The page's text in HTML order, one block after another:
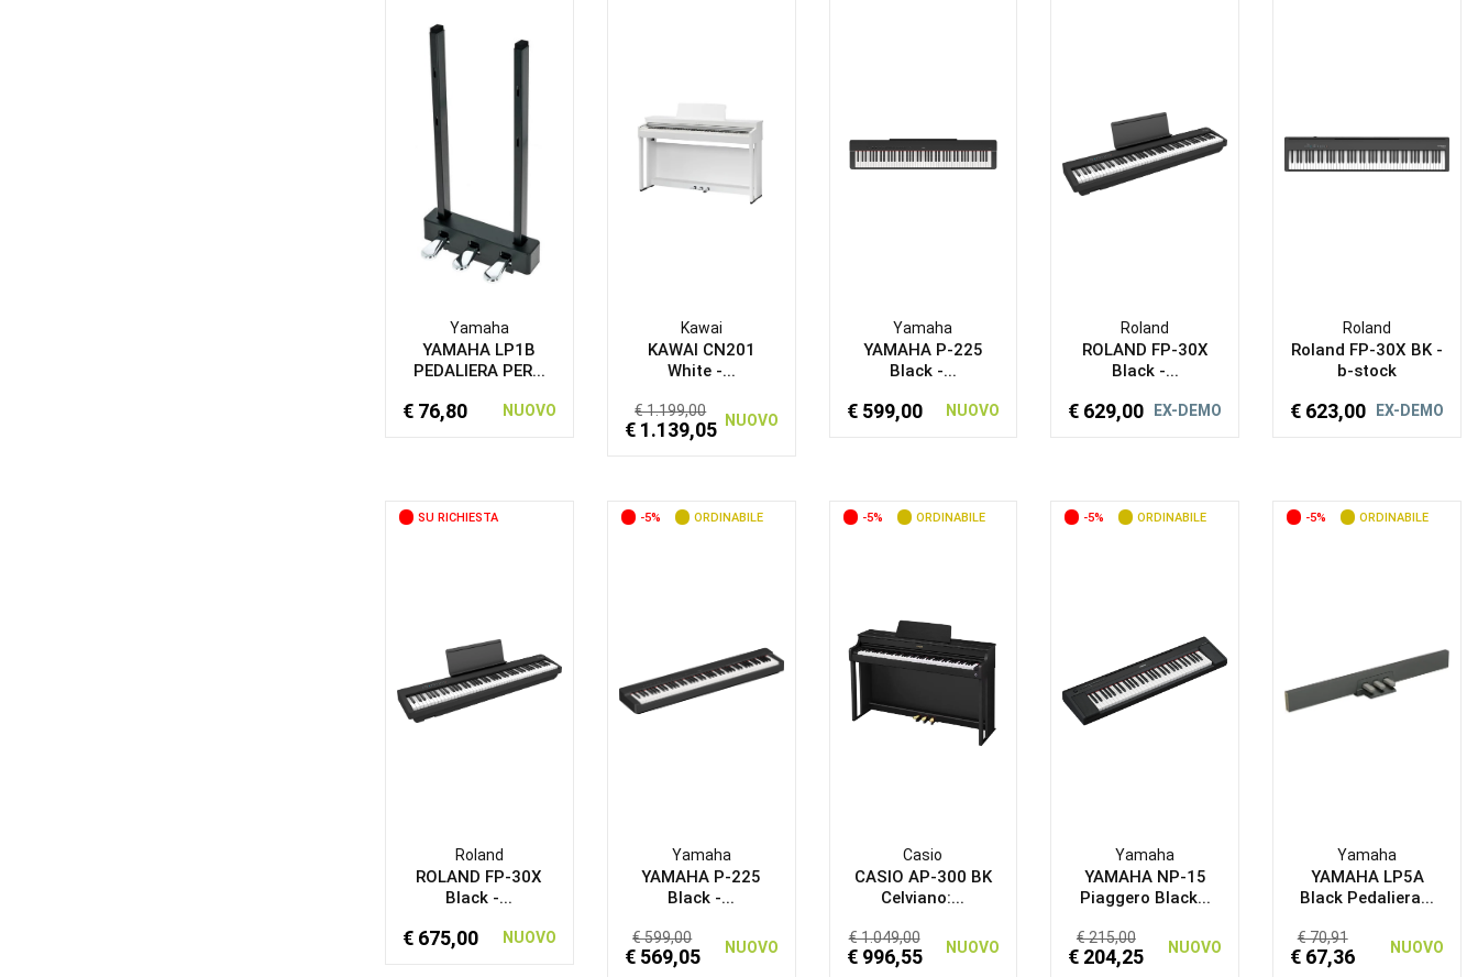
Yamaha
YAMAHA LP1B
PEDALIERA PER...
€ 76,80 NUOVO
Kawai
KAWAI CN201
White -...
€ 1.199,00
€ 1.139,05 NUOVO
Yamaha
YAMAHA P-225
Black -...
€ 599,00 NUOVO
Roland
ROLAND FP-30X
Black -...
€ 629,00 EX-DEMO
Roland
Roland FP-30X BK -
b-stock
€ 623,00 EX-DEMO
SU RICHIESTA
Roland
ROLAND FP-30X
Black -...
€ 675,00 NUOVO
-5% ORDINABILE
Yamaha
YAMAHA P-225
Black -...
€ 599,00
€ 569,05 NUOVO
-5% ORDINABILE
Casio
CASIO AP-300 BK
Celviano:...
€ 1.049,00
€ 996,55 NUOVO
-5% ORDINABILE
Yamaha
YAMAHA NP-15
Piaggero Black...
€ 215,00
€ 204,25 NUOVO
-5% ORDINABILE
Yamaha
YAMAHA LP5A
Black Pedaliera...
€ 70,91
€ 67,36 NUOVO